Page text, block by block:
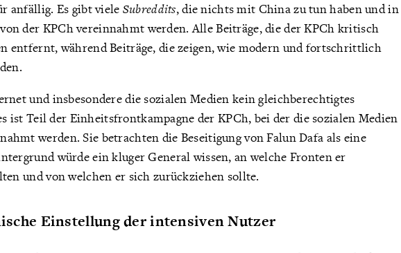
anfällig. Es gibt viele Subreddits, die nichts mit China zu tun haben und in
der KPCh vereinnahmt werden. Alle Beiträge, die der KPCh kritisch
entfernt, während Beiträge, die zeigen, wie modern und fortschrittlich
und insbesondere die sozialen Medien kein gleichberechtigtes
ist Teil der Einheitsfrontkampagne der KPCh, bei der die sozialen Medien
werden. Sie betrachten die Beseitigung von Falun Dafa als eine
würde ein kluger General wissen, an welche Fronten er
und von welchen er sich zurückziehen sollte.
Einstellung der intensiven Nutzer